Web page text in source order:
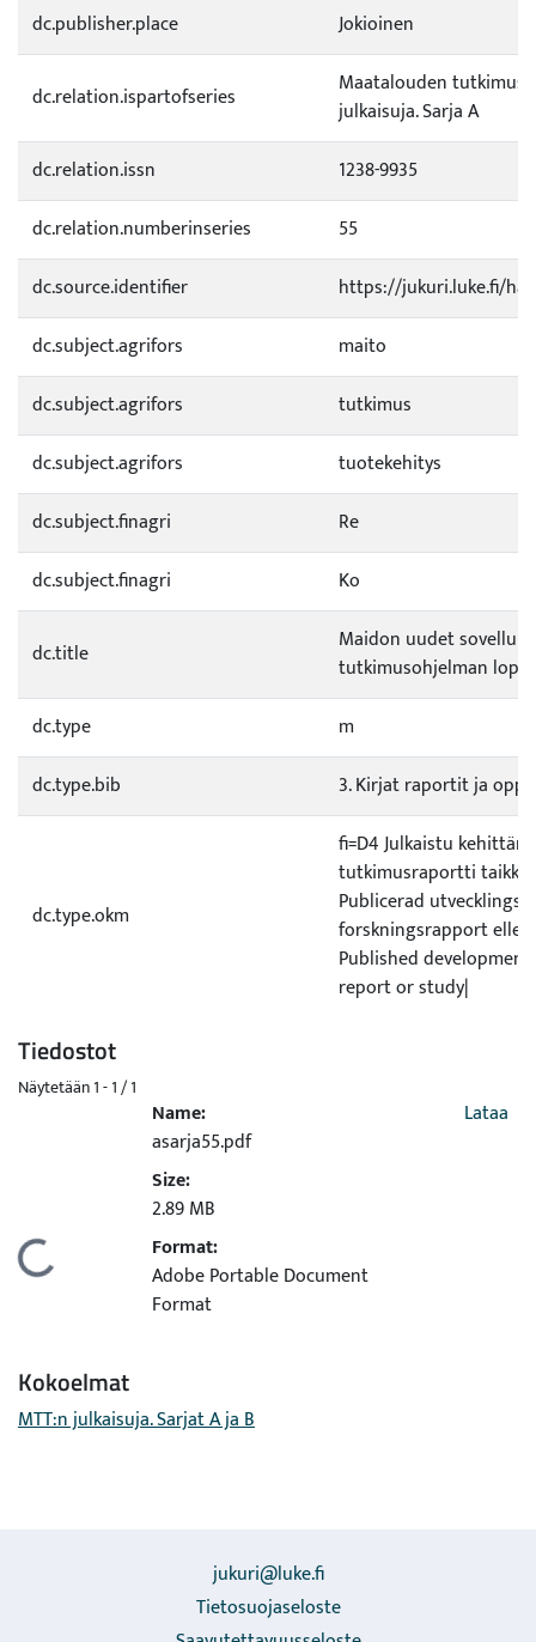
dc.publisher.place
Jokioinen
dc.relation.ispartofseries
Maatalouden
julkaisuja. Sarja A
dc.relation.issn
1238-9935
dc.relation.numberinseries
55
dc.source.identifier
https://jukuri.luke.fi/
dc.subject.agrifors
maito
dc.subject.agrifors
tutkimus
dc.subject.agrifors
tuotekehitys
dc.subject.finagri
Re
dc.subject.finagri
Ko
dc.title
Maidon uudet
tutkimusohjelman
dc.type
m
dc.type.bib
3. Kirjat raportit ja
dc.type.okm
fi=D4 Julkaistu
tutkimusraportti taikka
Publicerad utvecklings-
forskningsrapport eller
Published
report or study|
Tiedostot
Näytetään1 - 1 / 1
Name:
asarja55.pdf
Size:
2.89 MB
Format:
Adobe Portable Document
Format
Lataa
Kokoelmat
MTT:n julkaisuja. Sarjat A ja B
jukuri@luke.fi
Tietosuojaseloste